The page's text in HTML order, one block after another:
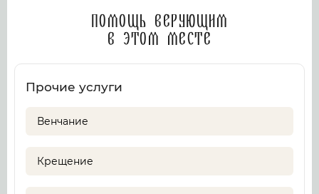
Помощь верующим
в этом месте
Прочие услуги
Венчание
Крещение